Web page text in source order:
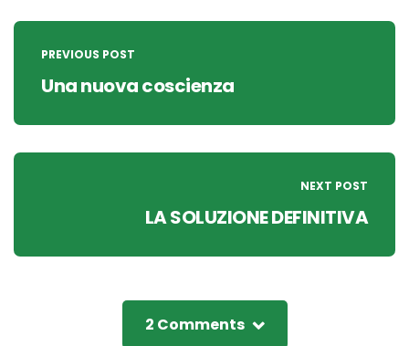
Post
navigation
PREVIOUS POST
Una nuova coscienza
NEXT POST
LA SOLUZIONE DEFINITIVA
2 Comments